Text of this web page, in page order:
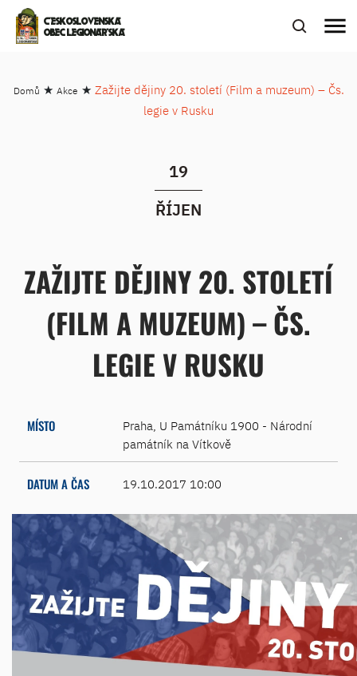
ČESKOSLOVENSKÁ
OBEC LEGIONÁŘSKÁ
menu
Domů ★ Akce ★ Zažijte dějiny 20. století (Film a muzeum) – Čs.
legie v Rusku
19
ŘÍJEN
ZAŽIJTE DĚJINY 20. STOLETÍ
(FILM A MUZEUM) – ČS.
LEGIE V RUSKU
MÍSTO
Praha, U Památníku 1900 - Národní
památník na Vítkově
DATUM A ČAS 19.10.2017 10:00